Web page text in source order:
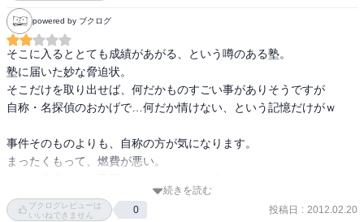
powered by ブクログ
そこに入るととても成績があがる、という噂のある塾。
塾に届いた妙な脅迫状。
そこだけを取り出せば、何だかものすごい事がありそうですが
自称・名探偵のおかげで…何だか情けない、という記憶だけがｗ
事件そのものよりも、自称の方が気になります。
まったくもって、燃費が悪い。
知りあいたくもない、というか…。
これこそ、年齢だけ『大人』です。
続きを読む
ブクログレビューは
いいねできません
0 投稿日 : 2012.02.20